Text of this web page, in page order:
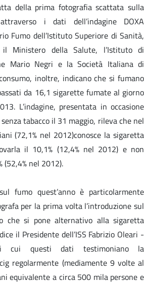
della prima fotografia scattata sulla
i dati dell’indagine DOXA
Fumo dell’Istituto Superiore di Sanità,
il Ministero della Salute, l’Istituto di
Mario Negri e la Società Italiana di
inoltre, indicano che si fumano
da 16,1 sigarette fumate al giorno
L’indagine, presentata in occasione
tabacco il 31 maggio, rileva che nel
(72,1% nel 2012)conosce la sigaretta
il 10,1% (12,4% nel 2012) e non
(52,4% nel 2012).
fumo quest’anno è particolarmente
per la prima volta l’introduzione sul
che si pone alternativo alla sigaretta
il Presidente dell’ISS Fabrizio Oleari -
cui questi dati testimoniano la
regolarmente (mediamente 9 volte al
equivalente a circa 500 mila persone e